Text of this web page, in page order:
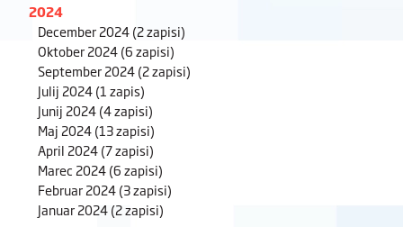
2024
December 2024(2 zapisi)
Oktober 2024(6 zapisi)
September 2024(2 zapisi)
Julij 2024(1 zapis)
Junij 2024(4 zapisi)
Maj 2024(13 zapisi)
April 2024(7 zapisi)
Marec 2024(6 zapisi)
Februar 2024(3 zapisi)
Januar 2024(2 zapisi)